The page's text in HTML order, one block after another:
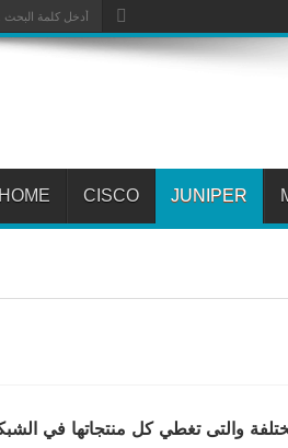
JUNIPER
CISCO
HOME
والتى تغطي كل منتجاتها في